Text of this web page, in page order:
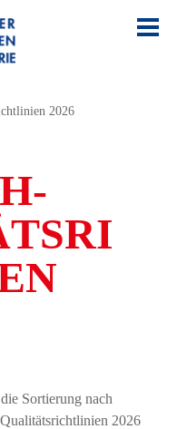
2026
Sortierung nach
2026